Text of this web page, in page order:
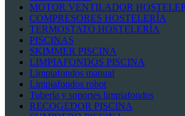
MOTOR VENTILADOR
COMPRESORES HOSTELERÍA
TERMOSTATO HOSTELERÍA
PISCINAS
SKIMMER PISCINA
LIMPIAFONDOS PISCINA
Limpiafondos manual
Limpiafondos robot
Tubería y soportes limpiafondos
RECOGEDOR PISCINA